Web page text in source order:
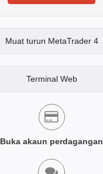
Muat turun MetaTrader 4
Terminal Web
Buka akaun perdagangan